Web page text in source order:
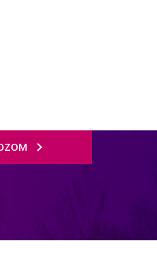
közelében. A
akik szeretnek